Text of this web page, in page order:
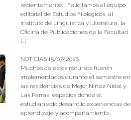
recientemente. Felicitamos al equipo
editorial de Estudios Filológicos, al
Instituto de Lingüística y Literatura, la
Oficina de Publicaciones de la Facultad
[…]
NOTICIAS 15/07/2026
Muchos de estos recursos fueron
implementados durante el semestre en
las residencias de Mejor Niñez Nidal y
Las Parras, espacios donde el
estudiantado desarrolló experiencias de
aprendizaje y acompañamiento.